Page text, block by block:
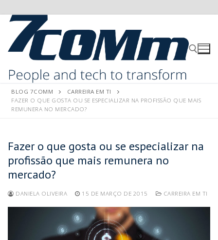
BLOG 7COMM
CARREIRA EM TI
FAZER O QUE GOSTA OU SE ESPECIALIZAR NA PROFISSÃO QUE MAIS
REMUNERA NO MERCADO?
Fazer o que gosta ou se especializar na
profissão que mais remunera no
mercado?
DANIELA OLIVEIRA 15 DE MARÇO DE 2015 CARREIRA EM TI